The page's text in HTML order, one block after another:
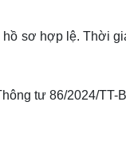
sơ hợp lệ. Thời
tư 86/2024/TT-